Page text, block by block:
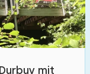
6
16
mit